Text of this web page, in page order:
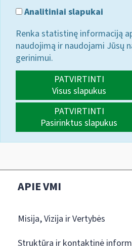
Analitiniai slapukai
Renka statistinę informaciją
naudojimą ir naudojami Jūsų
gerinimui.
PATVIRTINTI
Visus slapukus
PATVIRTINTI
Pasirinktus slapukus
APIE VMI
Misija, Vizija ir Vertybės
Struktūra ir kontaktinė